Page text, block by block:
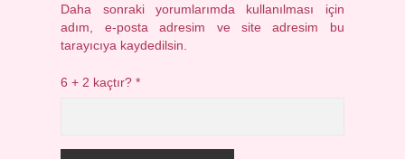
Daha sonraki yorumlarımda kullanılması için
adım, e-posta adresim ve site adresim bu
tarayıcıya kaydedilsin.
6 + 2 kaçtır?*